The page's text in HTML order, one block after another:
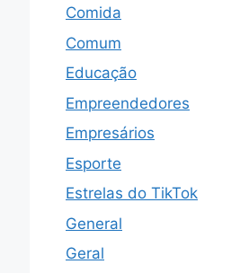
Comida
Comum
Educação
Empreendedores
Empresários
Esporte
Estrelas do TikTok
General
Geral